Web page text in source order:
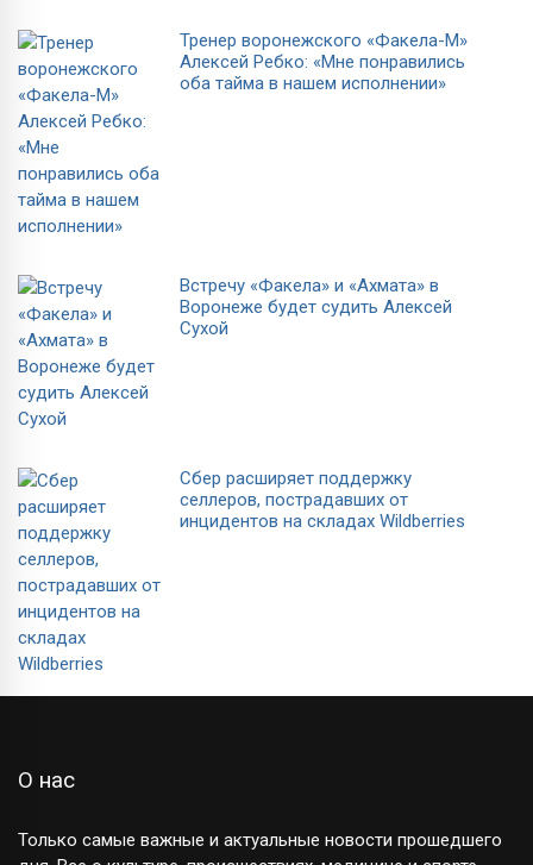
Тренер воронежского «Факела-М»
Алексей Ребко: «Мне понравились
оба тайма в нашем исполнении»
Встречу «Факела» и «Ахмата» в
Воронеже будет судить Алексей
Сухой
Сбер расширяет поддержку
селлеров, пострадавших от
инцидентов на складах Wildberries
О нас
Только самые важные и актуальные новости прошедшего